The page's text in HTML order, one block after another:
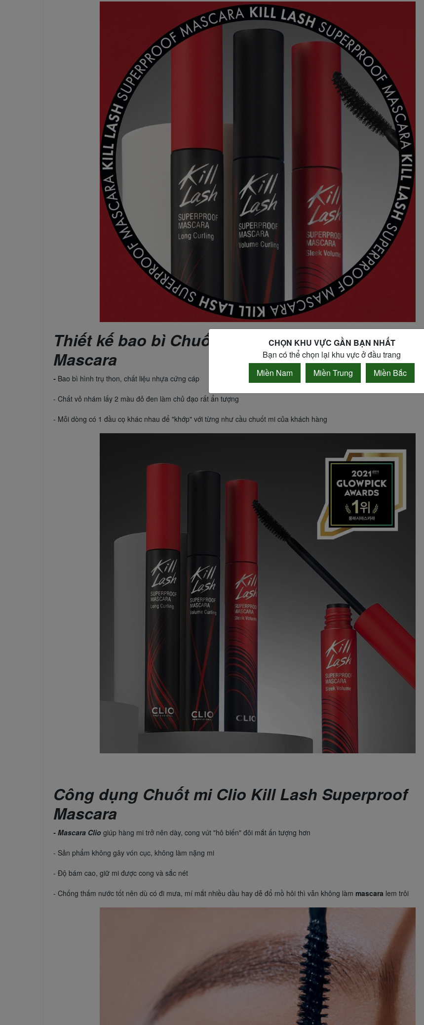
Thiết kế bao bì Chuốt mi Clio Kill Lash Superproof
Mascara
- Bao bì hình trụ thon, chất liệu nhựa cứng cáp
- Chất vỏ nhám lấy 2 màu đỏ đen làm chủ đạo rất ẩn tượng
- Mỗi dòng có 1 đầu cọ khác nhau để "khớp" với từng như cầu chuốt mi của khách hàng
Công dụng Chuốt mi Clio Kill Lash Superproof
Mascara
- Mascara Clio giúp hàng mi trở nên dày, cong vút "hô biến" đôi mắt ấn tượng hơn
- Sản phẩm không gây vón cục, không làm nặng mi
- Độ bám cao, giữ mi được cong và sắc nét
- Chống thấm nước tốt nên dù có đi mưa, mí mắt nhiều dầu hay dễ đổ mồ hôi thì vẫn không làm mascara lem trôi
CHỌN KHU VỰC GẦN BẠN NHẤT
Bạn có thể chọn lại khu vực ở đầu trang
Miền Nam
Miền Trung Miền Bắc